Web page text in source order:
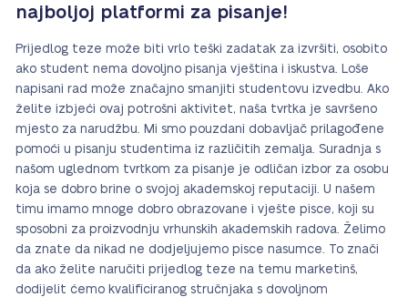
najboljoj platformi za pisanje!
Prijedlog teze može biti vrlo teški zadatak za izvršiti, osobito
ako student nema dovoljno pisanja vještina i iskustva. Loše
napisani rad može značajno smanjiti studentovu izvedbu. Ako
želite izbjeći ovaj potrošni aktivitet, naša tvrtka je savršeno
mjesto za narudžbu. Mi smo pouzdani dobavljač prilagođene
pomoći u pisanju studentima iz različitih zemalja. Suradnja s
našom uglednom tvrtkom za pisanje je odličan izbor za osobu
koja se dobro brine o svojoj akademskoj reputaciji. U našem
timu imamo mnoge dobro obrazovane i vješte pisce, koji su
sposobni za proizvodnju vrhunskih akademskih radova. Želimo
da znate da nikad ne dodjeljujemo pisce nasumce. To znači
da ako želite naručiti prijedlog teze na temu marketinš,
dodijelit ćemo kvalificiranog stručnjaka s dovoljnom